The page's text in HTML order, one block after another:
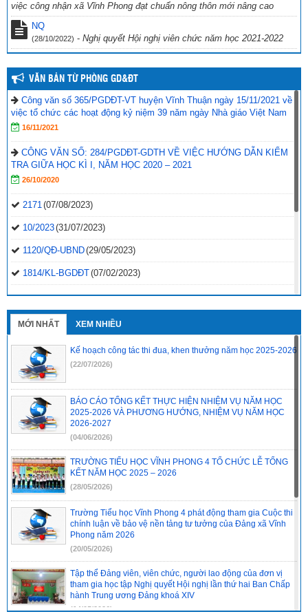
việc công nhận xã Vĩnh Phong đạt chuẩn nông thôn mới nâng cao
NQ
(28/10/2022) - Nghị quyết Hội nghị viên chức năm học 2021-2022
VĂN BẢN TỪ PHÒNG GD&ĐT
Công văn số 365/PGDĐT-VT huyện Vĩnh Thuận ngày 15/11/2021 về
việc tổ chức các hoạt động kỷ niệm 39 năm ngày Nhà giáo Việt Nam
16/11/2021
CÔNG VĂN SỐ: 284/PGDĐT-GDTH VỀ VIỆC HƯỚNG DẪN KIỂM
TRA GIỮA HỌC KÌ I, NĂM HỌC 2020 – 2021
26/10/2020
2171(07/08/2023)
10/2023(31/07/2023)
1120/QĐ-UBND(29/05/2023)
1814/KL-BGDĐT(07/02/2023)
2496-QD-UBND(10/10/2022)
2495-QD-UBND(10/10/2022)
888/TB-UBND(31/08/2022)
2397/QĐ-UBND (26/08/2022)
31/2022/NQ-HĐND(16/08/2022)
MỚI NHẤT XEM NHIỀU
Kế hoạch công tác thi đua, khen thưởng năm học 2025-2026
(22/07/2026)
BÁO CÁO TỔNG KẾT THỰC HIỆN NHIỆM VỤ NĂM HỌC
2025-2026 VÀ PHƯƠNG HƯỚNG, NHIỆM VỤ NĂM HỌC
2026-2027
(04/06/2026)
TRƯỜNG TIỂU HỌC VĨNH PHONG 4 TỔ CHỨC LỄ TỔNG
KẾT NĂM HỌC 2025 – 2026
(28/05/2026)
Trường Tiểu học Vĩnh Phong 4 phát động tham gia Cuộc thi
chính luận về bảo vệ nền tảng tư tưởng của Đảng xã Vĩnh
Phong năm 2026
(20/05/2026)
Tập thể Đảng viên, viên chức, người lao động của đơn vị
tham gia học tập Nghị quyết Hội nghị lần thứ hai Ban Chấp
hành Trung ương Đảng khoá XIV
(14/05/2026)